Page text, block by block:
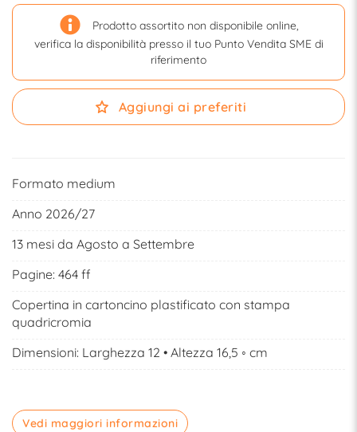
Prodotto assortito non disponibile online,
verifica la disponibilità presso il tuo Punto Vendita SME di
riferimento
Aggiungi ai preferiti
Formato medium
Anno 2026/27
13 mesi da Agosto a Settembre
Pagine: 464 ff
Copertina in cartoncino plastificato con stampa
quadricromia
Dimensioni: Larghezza 12 • Altezza 16,5 ◦ cm
Vedi maggiori informazioni